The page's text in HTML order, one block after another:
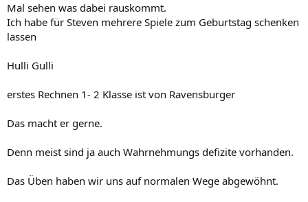
Mal sehen was dabei rauskommt.
Ich habe für Steven mehrere Spiele zum Geburtstag schenken
lassen
Hulli Gulli
erstes Rechnen 1- 2 Klasse ist von Ravensburger
Das macht er gerne.
Denn meist sind ja auch Wahrnehmungs defizite vorhanden.
Das Üben haben wir uns auf normalen Wege abgewöhnt.